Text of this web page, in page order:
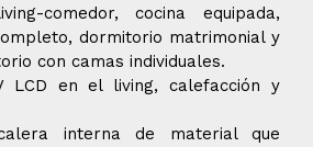
comedor, cocina equipada,
dormitorio matrimonial y
con camas individuales.
LCD en el living, calefacción y
interna de material que